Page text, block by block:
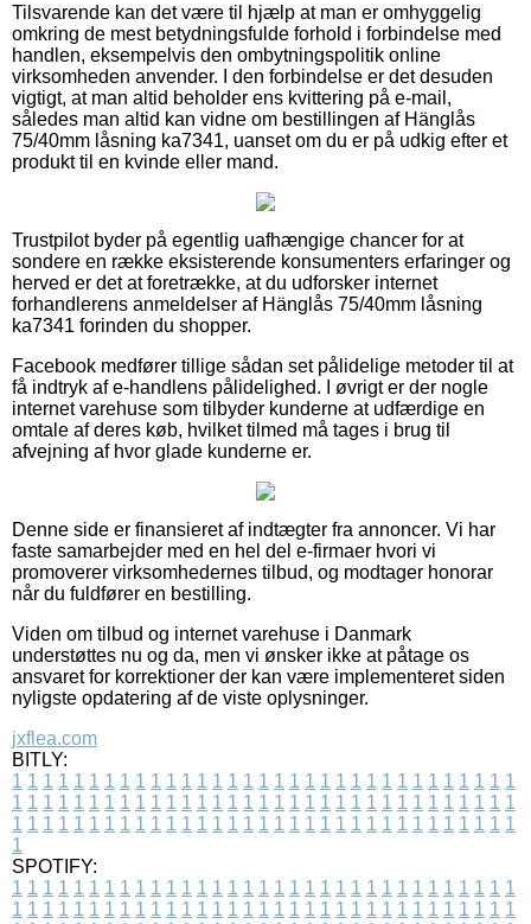
Tilsvarende kan det være til hjælp at man er omhyggelig
omkring de mest betydningsfulde forhold i forbindelse med
handlen, eksempelvis den ombytningspolitik online
virksomheden anvender. I den forbindelse er det desuden
vigtigt, at man altid beholder ens kvittering på e-mail,
således man altid kan vidne om bestillingen af Hänglås
75/40mm låsning ka7341, uanset om du er på udkig efter et
produkt til en kvinde eller mand.
Trustpilot byder på egentlig uafhængige chancer for at
sondere en række eksisterende konsumenters erfaringer og
herved er det at foretrække, at du udforsker internet
forhandlerens anmeldelser af Hänglås 75/40mm låsning
ka7341 forinden du shopper.
Facebook medfører tillige sådan set pålidelige metoder til at
få indtryk af e-handlens pålidelighed. I øvrigt er der nogle
internet varehuse som tilbyder kunderne at udfærdige en
omtale af deres køb, hvilket tilmed må tages i brug til
afvejning af hvor glade kunderne er.
Denne side er finansieret af indtægter fra annoncer. Vi har
faste samarbejder med en hel del e-firmaer hvori vi
promoverer virksomhedernes tilbud, og modtager honorar
når du fuldfører en bestilling.
Viden om tilbud og internet varehuse i Danmark
understøttes nu og da, men vi ønsker ikke at påtage os
ansvaret for korrektioner der kan være implementeret siden
nyligste opdatering af de viste oplysninger.
jxflea.com
BITLY:
1 1 1 1 1 1 1 1 1 1 1 1 1 1 1 1 1 1 1 1 1 1 1 1 1 1 1 1 1 1 1 1 1
1 1 1 1 1 1 1 1 1 1 1 1 1 1 1 1 1 1 1 1 1 1 1 1 1 1 1 1 1 1 1 1 1
1 1 1 1 1 1 1 1 1 1 1 1 1 1 1 1 1 1 1 1 1 1 1 1 1 1 1 1 1 1 1 1 1
1
SPOTIFY:
1 1 1 1 1 1 1 1 1 1 1 1 1 1 1 1 1 1 1 1 1 1 1 1 1 1 1 1 1 1 1 1 1
1 1 1 1 1 1 1 1 1 1 1 1 1 1 1 1 1 1 1 1 1 1 1 1 1 1 1 1 1 1 1 1 1